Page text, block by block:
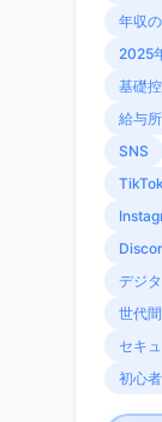
年収
2025
基礎
給与
SNS
デジ
世代
セキ
初心